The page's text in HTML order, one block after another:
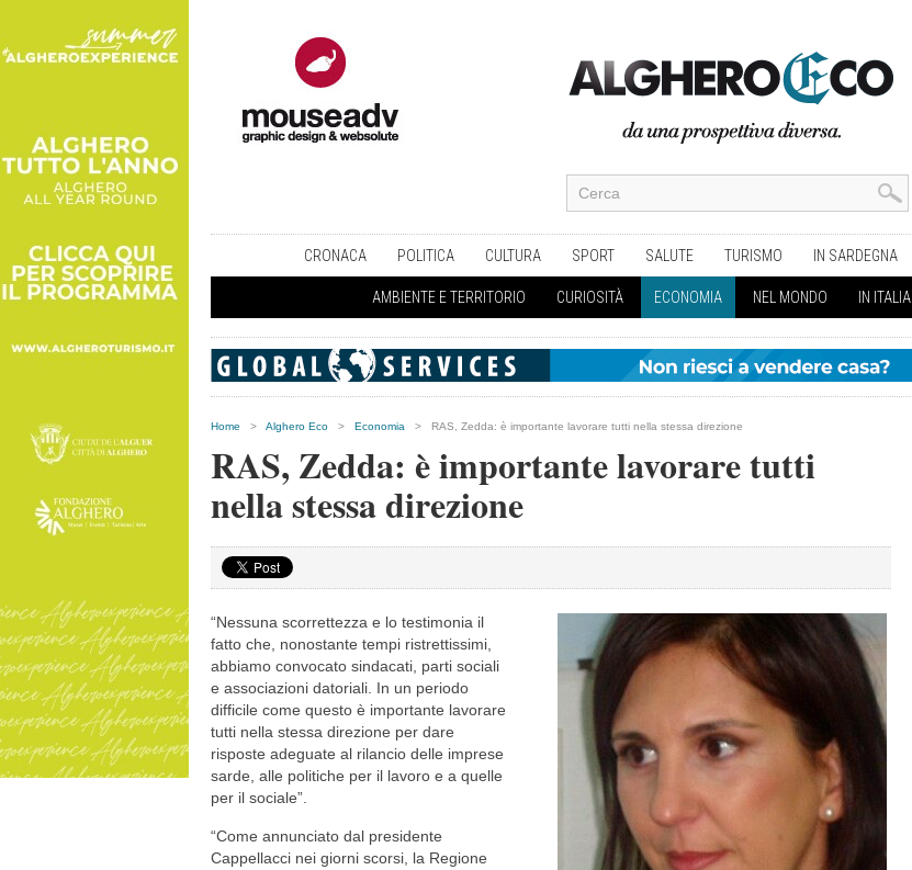
CRONACA POLITICA CULTURA SPORT SALUTE TURISMO IN SARDEGNA
AMBIENTE E TERRITORIO CURIOSITÀ ECONOMIA NEL MONDO IN ITALIA
Home > Alghero Eco > Economia > RAS, Zedda: è importante lavorare tutti nella stessa direzione
RAS, Zedda: è importante lavorare tutti
nella stessa direzione
“Nessuna scorrettezza e lo testimonia il
fatto che, nonostante tempi ristrettissimi,
abbiamo convocato sindacati, parti sociali
e associazioni datoriali. In un periodo
difficile come questo è importante lavorare
tutti nella stessa direzione per dare
risposte adeguate al rilancio delle imprese
sarde, alle politiche per il lavoro e a quelle
per il sociale”.
“Come annunciato dal presidente
Cappellacci nei giorni scorsi, la Regione